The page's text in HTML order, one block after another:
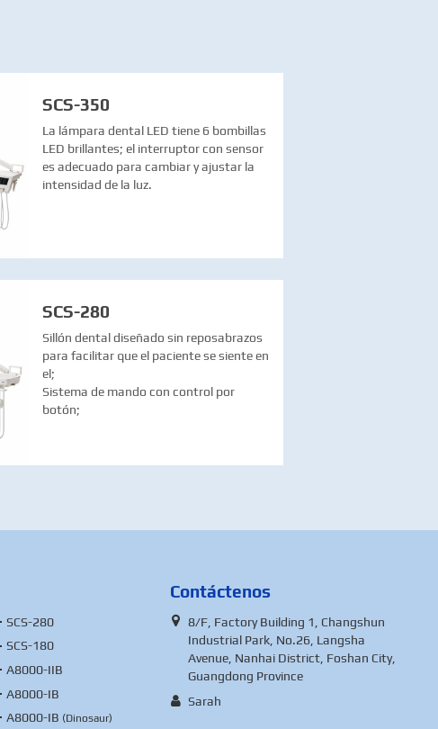
SCS-350
La lámpara dental LED tiene 6 bombillas
LED brillantes; el interruptor con sensor
es adecuado para cambiar y ajustar la
intensidad de la luz.
SCS-280
Sillón dental diseñado sin reposabrazos
para facilitar que el paciente se siente en
el;
Sistema de mando con control por
botón;
SCS-280
SCS-180
A8000-IIB
A8000-IB
A8000-IB (Dinosaur)
Contáctenos
8/F, Factory Building 1, Changshun
Industrial Park, No.26, Langsha
Avenue, Nanhai District, Foshan City,
Guangdong Province
Sarah